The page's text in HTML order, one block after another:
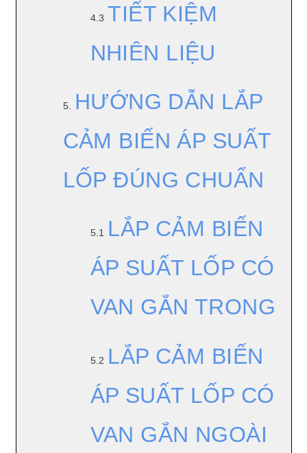
4.3 TIẾT KIỆM
NHIÊN LIỆU
5.
HƯỚNG DẪN LẮP
CẢM BIẾN ÁP SUẤT
LỐP ĐÚNG CHUẨN
5.1 LẮP CẢM BIẾN
ÁP SUẤT LỐP CÓ
VAN GẮN TRONG
5.2 LẮP CẢM BIẾN
ÁP SUẤT LỐP CÓ
VAN GẮN NGOÀI